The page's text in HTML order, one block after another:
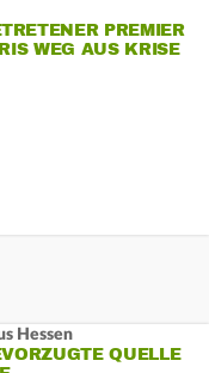
PREMIER
WEG AUS KRISE
Hessen
QUELLE